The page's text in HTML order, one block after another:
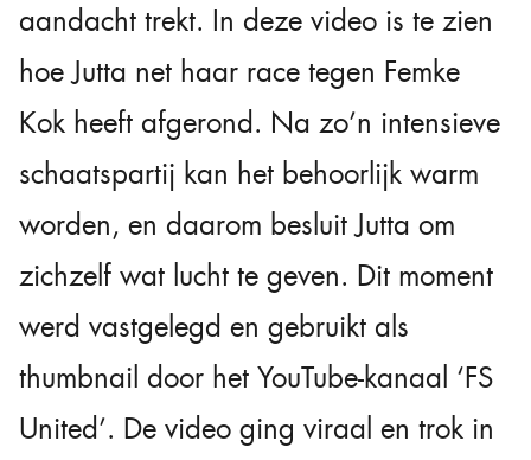
aandacht trekt. In deze video is te zien
hoe Jutta net haar race tegen Femke
Kok heeft afgerond. Na zo’n intensieve
schaatspartij kan het behoorlijk warm
worden, en daarom besluit Jutta om
zichzelf wat lucht te geven. Dit moment
werd vastgelegd en gebruikt als
thumbnail door het YouTube-kanaal ‘FS
United’. De video ging viraal en trok in